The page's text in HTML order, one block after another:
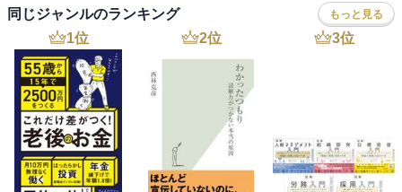
これにはなかなか目から鱗、というか考えに全くなかったです。
そして、何より魅了して、この仕事のやりがいや楽しさを伝え理解
してもらうこと。
そういった点のやりかた、スイッチや、背中の押しかたの考え方を
学びました。
そしてそれらを通じて人師となれるような、関係性を築いていけた
らと思える本でした。
同じジャンルのランキング もっと見る
1位 2位 3位